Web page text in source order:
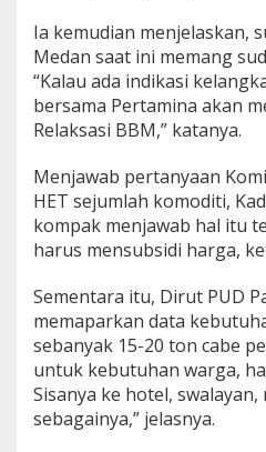
Ia kemudian menjelaskan,
Medan saat ini memang
“Kalau ada indikasi
bersama Pertamina akan
Relaksasi BBM,” katanya.
Menjawab pertanyaan
HET sejumlah komoditi,
kompak menjawab hal itu
harus mensubsidi harga,
Sementara itu, Dirut PUD
memaparkan data
sebanyak 15-20 ton cabe
untuk kebutuhan warga,
Sisanya ke hotel,
sebagainya,” jelasnya.